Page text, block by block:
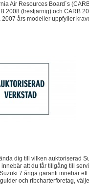
Air Resources Board´s
2008 (trestjärnig) och CARB
års modeller uppfyller
dig till vilken auktoriserad
att du får tillgång till
7 åriga garanti innebär
och ribcharterföretag,